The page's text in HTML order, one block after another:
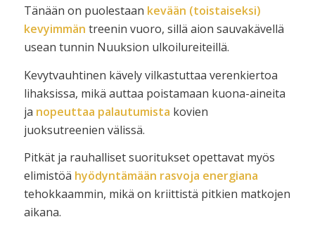
Tänään on puolestaan kevään (toistaiseksi)
kevyimmän treenin vuoro, sillä aion sauvakävellä
usean tunnin Nuuksion ulkoilureiteillä.
Kevytvauhtinen kävely vilkastuttaa verenkiertoa
lihaksissa, mikä auttaa poistamaan kuona-aineita
ja nopeuttaa palautumista kovien
juoksutreenien välissä.
Pitkät ja rauhalliset suoritukset opettavat myös
elimistöä hyödyntämään rasvoja energiana
tehokkaammin, mikä on kriittistä pitkien matkojen
aikana.